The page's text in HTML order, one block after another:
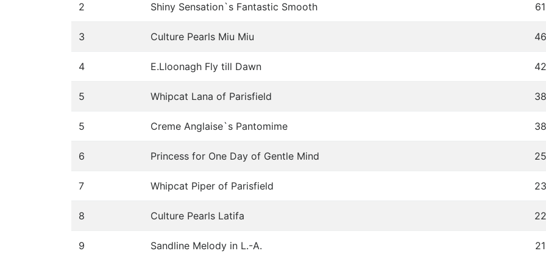
2 Shiny Sensation`s Fantastic Smooth 61
3 Culture Pearls Miu Miu 46
4 E.Lloonagh Fly till Dawn 42
5 Whipcat Lana of Parisfield 38
5 Creme Anglaise`s Pantomime 38
6 Princess for One Day of Gentle Mind 25
7 Whipcat Piper of Parisfield 23
8 Culture Pearls Latifa 22
9 Sandline Melody in L.-A. 21